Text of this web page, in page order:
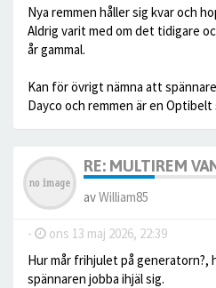
Nya remmen håller sig kvar och
Aldrig varit med om det tidigare
år gammal.
Kan för övrigt nämna att
Dayco och remmen är en
RE: MULTIREM
avWilliam85
- ons 13 maj 2026, 22:39
Hur mår frihjulet på generatorn?,
spännaren jobba ihjäl sig.